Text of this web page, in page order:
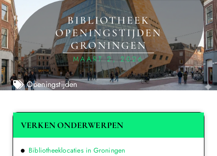
BIBLIOTHEEK
OPENINGSTIJDEN
GRONINGEN
MAART 2, 2026
Openingstijden
VERKEN ONDERWERPEN
Bibliotheeklocaties in Groningen